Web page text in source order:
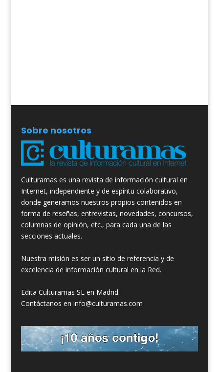
Sobre nosotros
Culturamas es una revista de información cultural en
Internet, independiente y de espíritu colaborativo,
donde generamos nuestros propios contenidos en
forma de reseñas, entrevistas, novedades, concursos,
columnas de opinión, etc., para cada una de las
secciones actuales.
Nuestra misión es ser un sitio de referencia y de
excelencia de información cultural en la Red.
Edita Culturamas SL en Madrid.
Contáctanos en info@culturamas.com